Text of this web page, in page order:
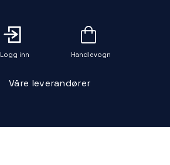
Logg inn Handlevogn
Våre leverandører